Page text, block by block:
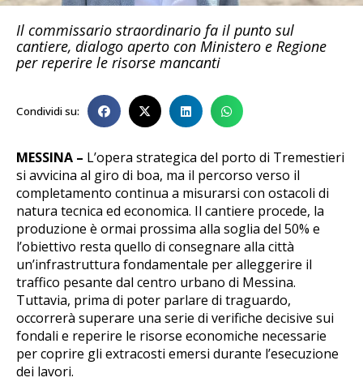
Il commissario straordinario fa il punto sul
cantiere, dialogo aperto con Ministero e Regione
per reperire le risorse mancanti
Condividi su:
MESSINA – L’opera strategica del porto di Tremestieri
si avvicina al giro di boa, ma il percorso verso il
completamento continua a misurarsi con ostacoli di
natura tecnica ed economica. Il cantiere procede, la
produzione è ormai prossima alla soglia del 50% e
l’obiettivo resta quello di consegnare alla città
un’infrastruttura fondamentale per alleggerire il
traffico pesante dal centro urbano di Messina.
Tuttavia, prima di poter parlare di traguardo,
occorrerà superare una serie di verifiche decisive sui
fondali e reperire le risorse economiche necessarie
per coprire gli extracosti emersi durante l’esecuzione
dei lavori.